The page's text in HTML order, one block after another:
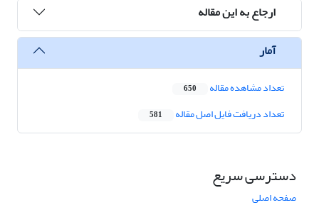
ارجاع به این مقاله
آمار
تعداد مشاهده مقاله 650
تعداد دریافت فایل اصل مقاله 581
دسترسی سریع
صفحه اصلی